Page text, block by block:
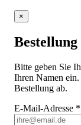
×
Bitte geben Sie
Ihren Namen
Bestellung ab.
E-Mail-Adresse *